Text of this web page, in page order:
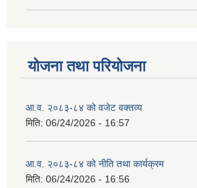
योजना तथा परियोजना
आ.व. २०८३-८४ को वजेट वक्तव्य
मिति: 06/24/2026 - 16:57
आ.व. २०८३-८४ को नीति तथा कार्यक्रम
मिति: 06/24/2026 - 16:56